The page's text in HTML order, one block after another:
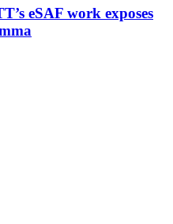
eSAF work exposes